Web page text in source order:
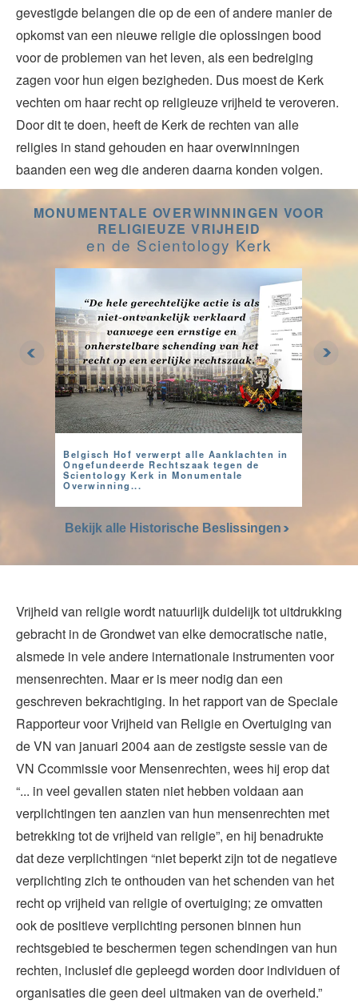
gevestigde belangen die op de een of andere manier de
opkomst van een nieuwe religie die oplossingen bood
voor de problemen van het leven, als een bedreiging
zagen voor hun eigen bezigheden. Dus moest de Kerk
vechten om haar recht op religieuze vrijheid te veroveren.
Door dit te doen, heeft de Kerk de rechten van alle
religies in stand gehouden en haar overwinningen
baanden een weg die anderen daarna konden volgen.
MONUMENTALE OVERWINNINGEN VOOR
RELIGIEUZE VRIJHEID
en de Scientology Kerk
Belgisch Hof verwerpt alle Aanklachten in
Ongefundeerde Rechtszaak tegen de
Scientology Kerk in Monumentale
Overwinning...
Bekijk alle Historische Beslissingen
Vrijheid van religie wordt natuurlijk duidelijk tot uitdrukking
gebracht in de Grondwet van elke democratische natie,
alsmede in vele andere internationale instrumenten voor
mensenrechten. Maar er is meer nodig dan een
geschreven bekrachtiging. In het rapport van de Speciale
Rapporteur voor Vrijheid van Religie en Overtuiging van
de VN van januari 2004 aan de zestigste sessie van de
VN Ccommissie voor Mensenrechten, wees hij erop dat
“... in veel gevallen staten niet hebben voldaan aan
verplichtingen ten aanzien van hun mensenrechten met
betrekking tot de vrijheid van religie”, en hij benadrukte
dat deze verplichtingen “niet beperkt zijn tot de negatieve
verplichting zich te onthouden van het schenden van het
recht op vrijheid van religie of overtuiging; ze omvatten
ook de positieve verplichting personen binnen hun
rechtsgebied te beschermen tegen schendingen van hun
rechten, inclusief die gepleegd worden door individuen of
organisaties die geen deel uitmaken van de overheid.”